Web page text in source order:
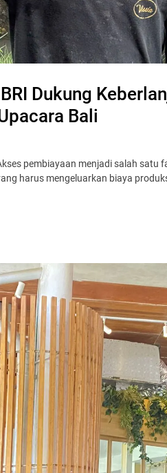
Dukung
Bali
pembiayaan menjadi salah
harus mengeluarkan biaya